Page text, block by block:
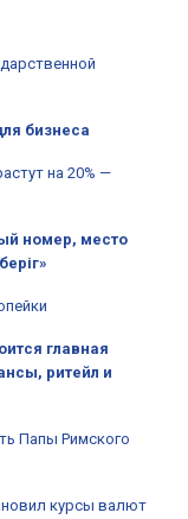
бизнеса
на 20% —
номер, место
главная
ритейл и
Папы Римского
курсы валют